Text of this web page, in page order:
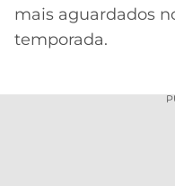
mais aguardados
temporada.